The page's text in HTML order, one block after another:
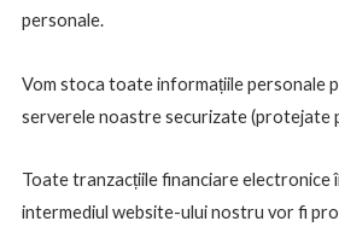
personale.
Vom stoca toate informațiile personale
serverele noastre securizate (protejate
Toate tranzacțiile financiare electronice
intermediul website-ului nostru vor fi